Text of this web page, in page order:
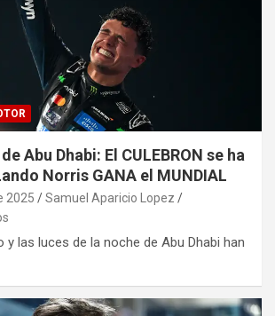
Abu Dhabi: El CULEBRON se ha
Norris GANA el MUNDIAL
2025
Samuel Aparicio Lopez
y las luces de la noche de Abu Dhabi han